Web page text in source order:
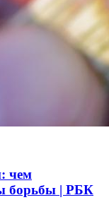
чем
борьбы | РБК